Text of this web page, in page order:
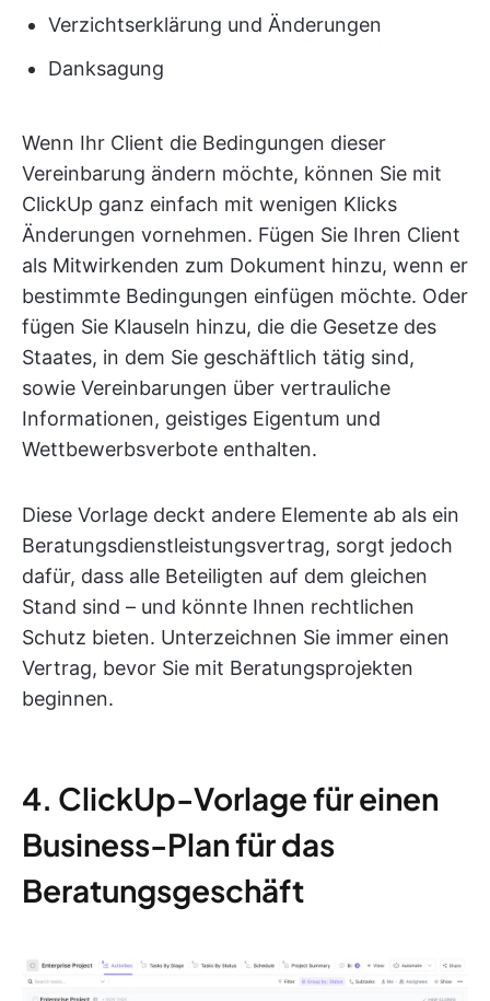
Verzichtserklärung und Änderungen
Danksagung
Wenn Ihr Client die Bedingungen dieser
Vereinbarung ändern möchte, können Sie mit
ClickUp ganz einfach mit wenigen Klicks
Änderungen vornehmen. Fügen Sie Ihren Client
als Mitwirkenden zum Dokument hinzu, wenn er
bestimmte Bedingungen einfügen möchte. Oder
fügen Sie Klauseln hinzu, die die Gesetze des
Staates, in dem Sie geschäftlich tätig sind,
sowie Vereinbarungen über vertrauliche
Informationen, geistiges Eigentum und
Wettbewerbsverbote enthalten.
Diese Vorlage deckt andere Elemente ab als ein
Beratungsdienstleistungsvertrag, sorgt jedoch
dafür, dass alle Beteiligten auf dem gleichen
Stand sind – und könnte Ihnen rechtlichen
Schutz bieten. Unterzeichnen Sie immer einen
Vertrag, bevor Sie mit Beratungsprojekten
beginnen.
4. ClickUp-Vorlage für einen
Business-Plan für das
Beratungsgeschäft